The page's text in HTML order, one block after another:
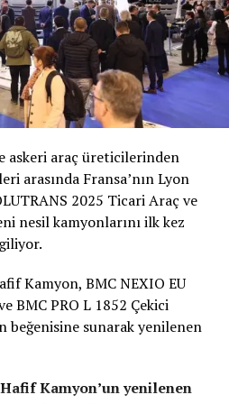
“1996 yılından bu yana
yüksek yükleme
ekonomiyi bir arada sunuyor.
tasarımının yanında yüksek
teknolojisi ile yolcu
tanımını değiştirirken geniş
sunuyor.2022 yılına otomobil
giriş yaptık. Yılı hafif ticari
kapatıyoruz. Fiat Scudo
sene yeniden giriş yaptığımız
güçlü oyuncularımız
2022 yılını yüzde 25’in
hedeflediklerini
ve Fiat Ulysse’nin de ürün
askeri araç üreticilerinden
arasında Fransa’nın Lyon
2025 Ticari Araç ve
nesil kamyonlarını ilk kez
Kamyon, BMC NEXIO EU
BMC PRO L 1852 Çekici
sunarak yenilenen
Kamyon’un yenilenen